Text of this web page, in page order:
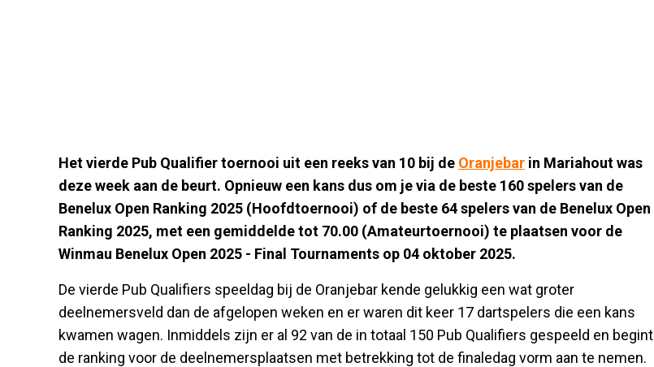
Het vierde Pub Qualifier toernooi uit een reeks van 10 bij de Oranjebar in Mariahout was
deze week aan de beurt. Opnieuw een kans dus om je via de beste 160 spelers van de
Benelux Open Ranking 2025 (Hoofdtoernooi) of de beste 64 spelers van de Benelux Open
Ranking 2025, met een gemiddelde tot 70.00 (Amateurtoernooi) te plaatsen voor de
Winmau Benelux Open 2025 - Final Tournaments op 04 oktober 2025.
De vierde Pub Qualifiers speeldag bij de Oranjebar kende gelukkig een wat groter
deelnemersveld dan de afgelopen weken en er waren dit keer 17 dartspelers die een kans
kwamen wagen. Inmiddels zijn er al 92 van de in totaal 150 Pub Qualifiers gespeeld en begint
de ranking voor de deelnemersplaatsen met betrekking tot de finaledag vorm aan te nemen.